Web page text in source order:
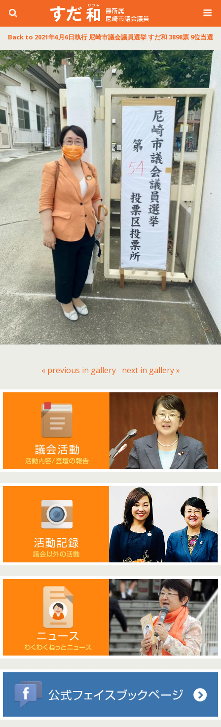
Back to 2021年6月6日執行 尼崎市議会議員選挙 すだ和 3898票 9位当選
« previous in gallery next in gallery »